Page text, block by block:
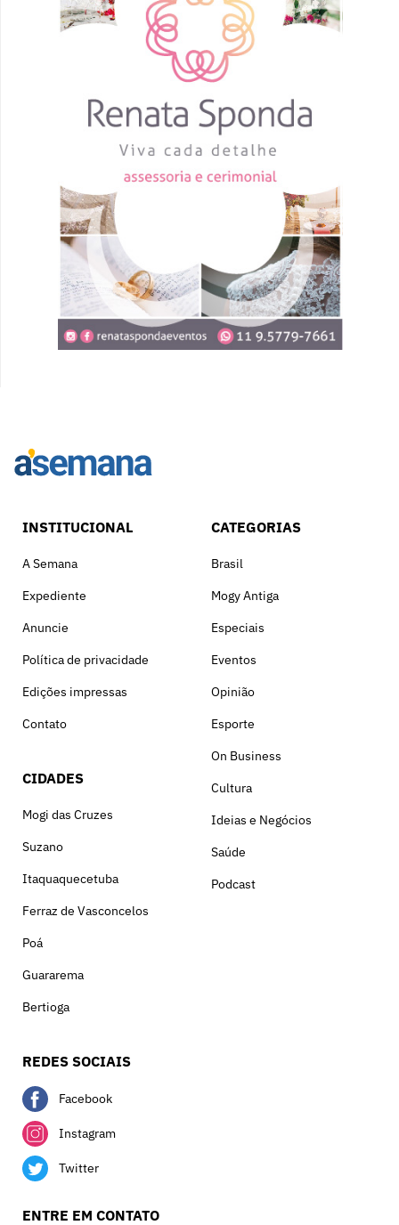
INSTITUCIONAL
A Semana
Expediente
Anuncie
Política de privacidade
Edições impressas
Contato
CIDADES
Mogi das Cruzes
Suzano
Itaquaquecetuba
Ferraz de Vasconcelos
Poá
Guararema
Bertioga
CATEGORIAS
Brasil
Mogy Antiga
Especiais
Eventos
Opinião
Esporte
On Business
Cultura
Ideias e Negócios
Saúde
Podcast
REDES SOCIAIS
Facebook
Instagram
Twitter
ENTRE EM CONTATO